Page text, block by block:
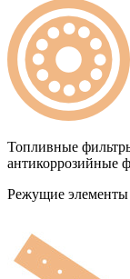
Топливные
антикоррозийные
Режущие элементы